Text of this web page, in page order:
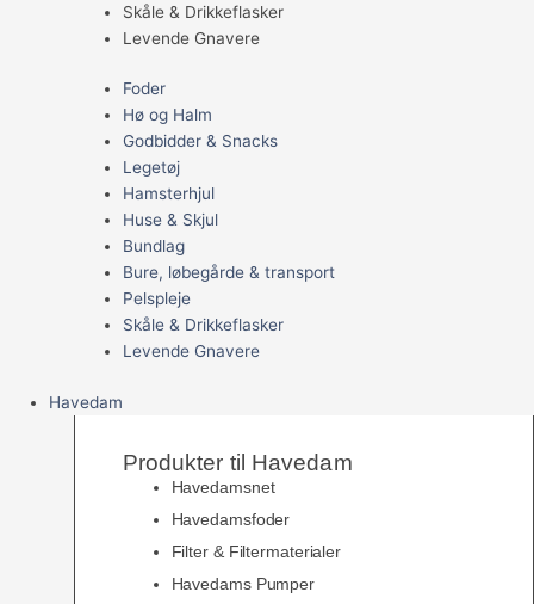
Skåle & Drikkeflasker
Levende Gnavere
Foder
Hø og Halm
Godbidder & Snacks
Legetøj
Hamsterhjul
Huse & Skjul
Bundlag
Bure, løbegårde & transport
Pelspleje
Skåle & Drikkeflasker
Levende Gnavere
Havedam
Produkter til Havedam
Havedamsnet
Havedamsfoder
Filter & Filtermaterialer
Havedams Pumper